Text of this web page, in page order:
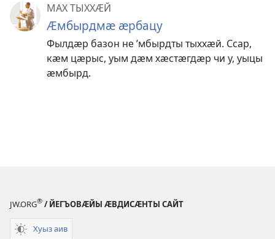
МАХ ТЫХХӔЙ
Ӕмбырдмӕ ӕрбацу
Фылдӕр базон не ’мбырдты тыххӕй. Ссар,
кӕм цӕрыс, уым дӕм хӕстӕгдӕр чи у, уыцы
ӕмбырд.
JW.ORG® / ЙЕГЪОВӔЙЫ ӔВДИСӔНТЫ САЙТ
Хуыз аив